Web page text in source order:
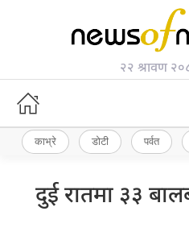
२२ श्रावण
काभ्रे डोटी पर्वत
दुई रातमा ३३